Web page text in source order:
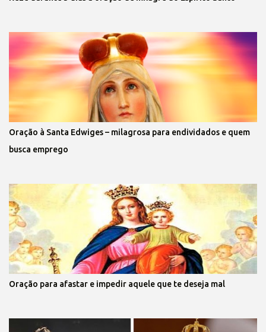
Oração à Santa Edwiges – milagrosa para endividados e quem
busca emprego
Oração para afastar e impedir aquele que te deseja mal